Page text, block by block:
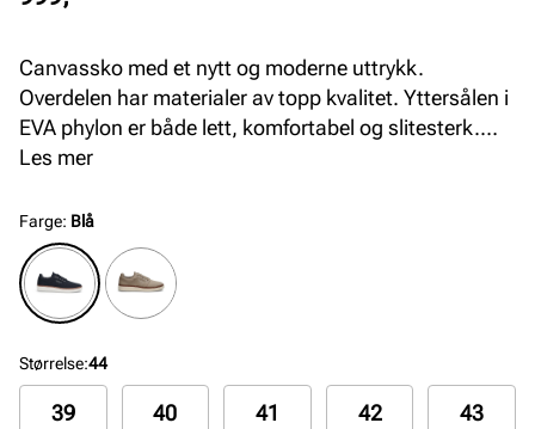
Canvassko med et nytt og moderne uttrykk.
Overdelen har materialer av topp kvalitet. Yttersålen i
EVA phylon er både lett, komfortabel og slitesterk.
Skinnkanten på yttersålen gir en premium og
Les mer
Farge: Blå
Størrelse:44
39 40 41 42 43